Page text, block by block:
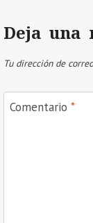
Deja una
Tu dirección de
Comentario *